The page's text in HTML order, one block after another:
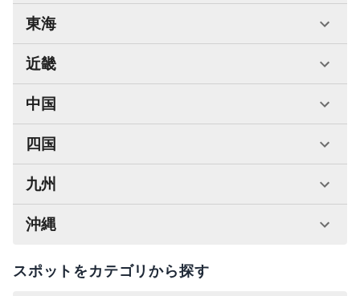
東海
近畿
中国
四国
九州
沖縄
スポットをカテゴリから探す